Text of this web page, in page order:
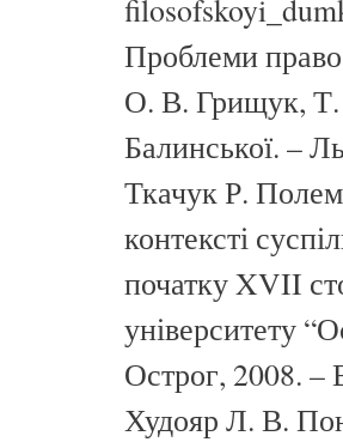
Проблеми
О. В. Грищук, Т.
Балинської. –
Ткачук Р.
контексті
початку XVII
університету
Острог, 2008. –
Худояр Л. В.